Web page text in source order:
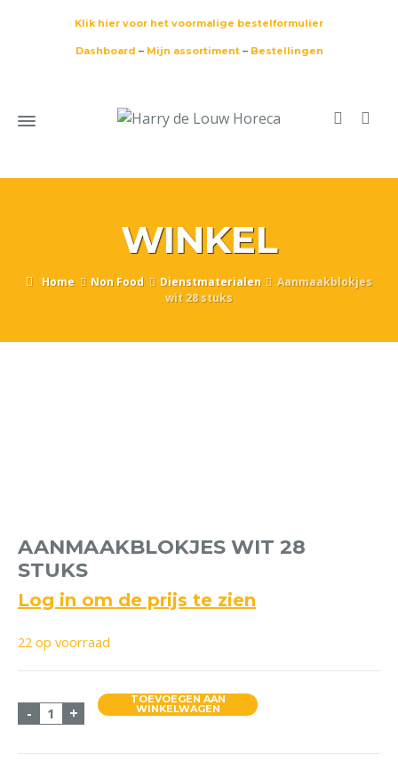
Klik hier voor het voormalige bestelformulier
Dashboard – Mijn assortiment– Bestellingen
WINKEL
Home Non Food Dienstmaterialen
Aanmaakblokjes
wit 28 stuks
AANMAAKBLOKJES WIT 28
STUKS
Log in om de prijs te zien
22 op voorraad
- Aanmaakblokjes wit 28 stuks aantal
+
TOEVOEGEN AAN
WINKELWAGEN